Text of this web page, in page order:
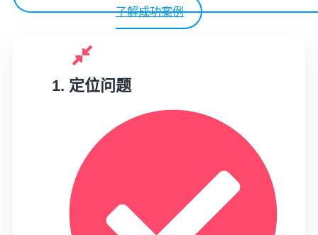
了解成功案例
1. 定位问题